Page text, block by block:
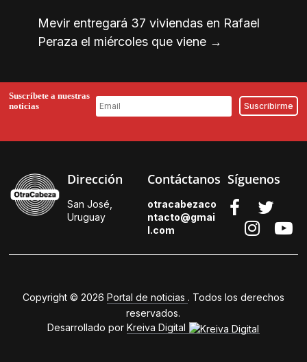
Mevir entregará 37 viviendas en Rafael
Peraza el miércoles que viene →
Suscríbete a nuestras
noticias
Dirección
San José,
Uruguay
Contáctanos
otracabezaco
ntacto@gmai
l.com
Síguenos
Copyright © 2026 Portal de noticias . Todos los derechos
reservados.
Desarrollado porKreiva Digital